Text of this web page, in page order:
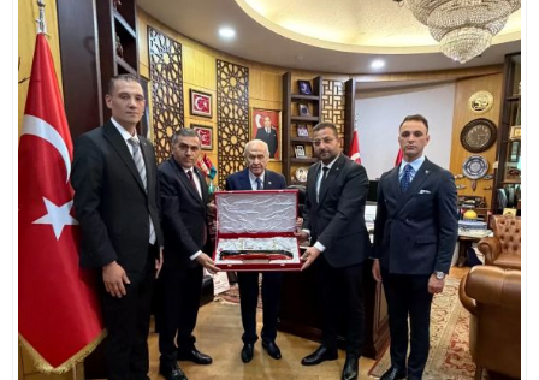
Görüşmesi
Adalet Bakanı Akın Gürlek: “Terörsüz Türkiye 86
Milyonun Ortak Hedefidir”